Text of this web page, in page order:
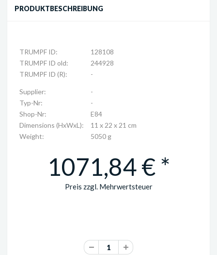
PRODUKTBESCHREIBUNG
TRUMPF ID:
128108
TRUMPF ID old:
244928
TRUMPF ID (R):
-
Supplier:
-
Typ-Nr:
-
Shop-Nr:
E84
Dimensions (HxWxL):
11 x 22 x 21 cm
Weight:
5050 g
1071,84 € *
Preis zzgl. Mehrwertsteuer